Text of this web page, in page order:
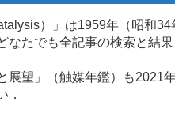
）」は1959年（昭和
なたでも全記事の検索と結
展望」（触媒年鑑）も2021
．